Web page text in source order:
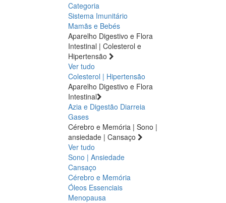
Categoria
Sistema Imunitário
Mamãs e Bebés
Aparelho Digestivo e Flora
Intestinal | Colesterol e
Hipertensão
Ver tudo
Colesterol | Hipertensão
Aparelho Digestivo e Flora
Intestinal
Azia e Digestão Diarreia
Gases
Cérebro e Memória | Sono |
ansiedade | Cansaço
Ver tudo
Sono | Ansiedade
Cansaço
Cérebro e Memória
Óleos Essenciais
Menopausa